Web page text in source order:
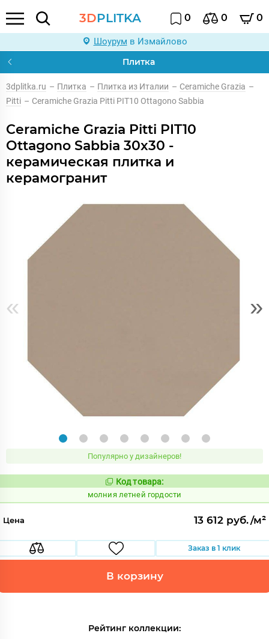
3DPLITKA 0 0 0
Шоурум в Измайлово
Плитка
3dplitka.ru – Плитка – Плитка из Италии – Ceramiche Grazia –
Pitti – Ceramiche Grazia Pitti PIT10 Ottagono Sabbia
Ceramiche Grazia Pitti PIT10
Ottagono Sabbia 30x30 -
керамическая плитка и
керамогранит
« »
Популярно у дизайнеров!
Код:
1005893
Код товара:
молния летней гордости
Цена 13 612 руб./м²
Заказ в 1 клик
В корзину
Рейтинг коллекции: